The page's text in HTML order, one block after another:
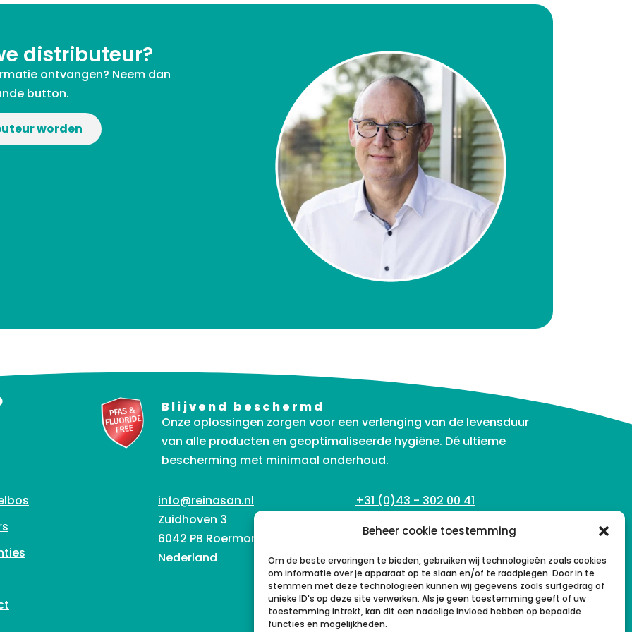
Beheer cookie toestemming
Om de beste ervaringen te bieden, gebruiken wij technologieën zoals cookies
om informatie over je apparaat op te slaan en/of te raadplegen. Door in te
stemmen met deze technologieën kunnen wij gegevens zoals surfgedrag of
unieke ID's op deze site verwerken. Als je geen toestemming geeft of uw
toestemming intrekt, kan dit een nadelige invloed hebben op bepaalde
functies en mogelijkheden.
distributeur?
ontvangen? Neem dan
button.
worden
Blijvend beschermd
Onze oplossingen zorgen voor een verlenging van de levensduur
van alle producten en geoptimaliseerde hygiëne. Dé ultieme
bescherming met minimaal onderhoud.
info@reinasan.nl
Zuidhoven 3
6042 PB Roermond
Nederland
+31 (0)43 - 302 00 41